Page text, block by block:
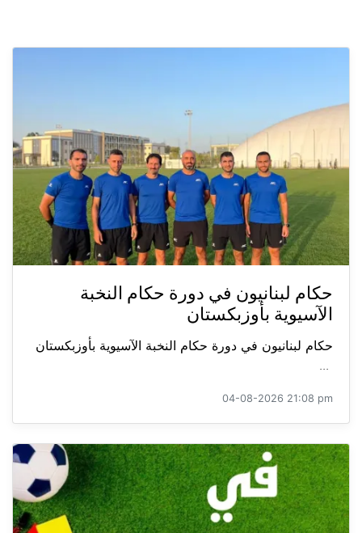
حكام لبنانيون في دورة حكام النخبة
الآسيوية بأوزبكستان
حكام لبنانيون في دورة حكام النخبة الآسيوية بأوزبكستان
...
04-08-2026 21:08 pm